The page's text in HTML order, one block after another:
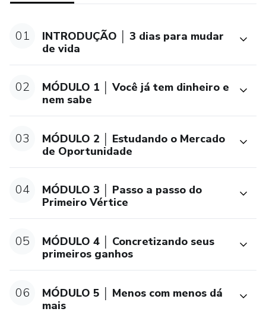
01
INTRODUÇÃO │ 3 dias para mudar
de vida
02
MÓDULO 1 │ Você já tem dinheiro e
nem sabe
03
MÓDULO 2 │ Estudando o Mercado
de Oportunidade
04
MÓDULO 3 │ Passo a passo do
Primeiro Vértice
05
MÓDULO 4 │ Concretizando seus
primeiros ganhos
06
MÓDULO 5 │ Menos com menos dá
mais